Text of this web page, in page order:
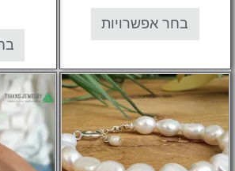
בחר אפשרויות
בחר